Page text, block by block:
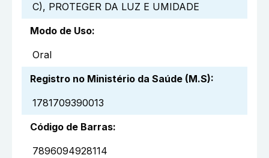
C), PROTEGER DA LUZ E UMIDADE
Modo de Uso:
Oral
Registro no Ministério da Saúde (M.S):
1781709390013
Código de Barras:
7896094928114